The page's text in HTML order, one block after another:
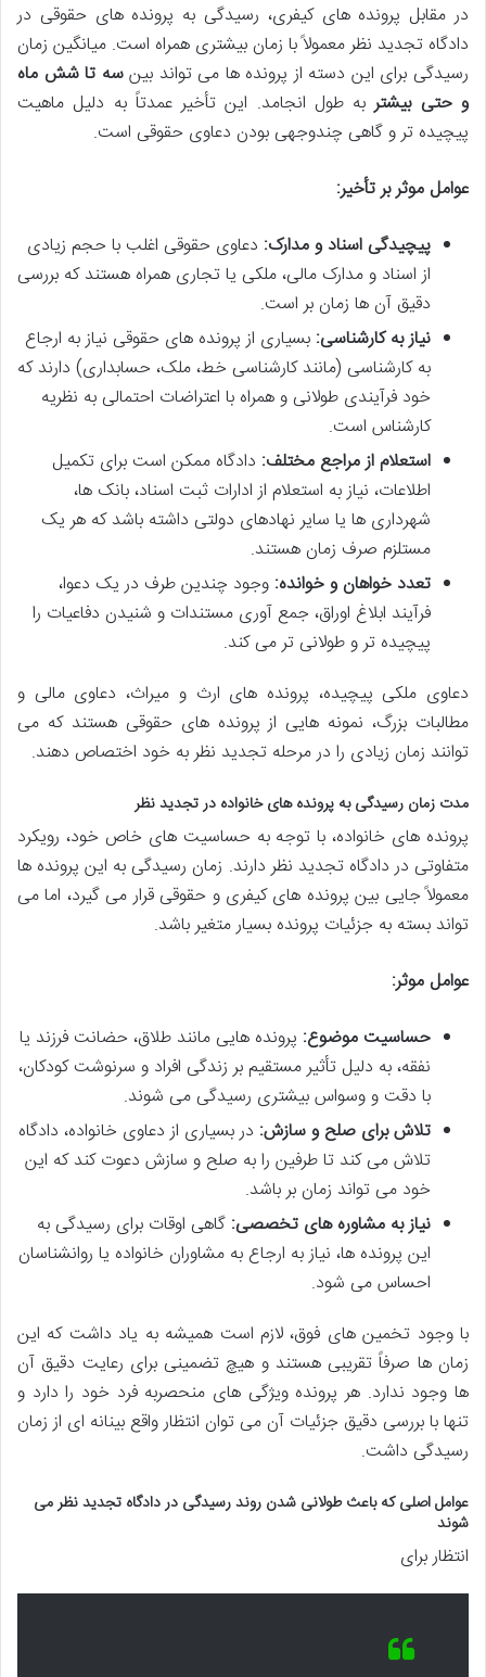
در مقابل پرونده های کیفری، رسیدگی به پرونده های حقوقی در
دادگاه تجدید نظر معمولاً با زمان بیشتری همراه است. میانگین زمان
رسیدگی برای این دسته از پرونده ها می تواند بینسه تا شش ماه
و حتی بیشتربه طول انجامد. این تأخیر عمدتاً به دلیل ماهیت
پیچیده تر و گاهی چندوجهی بودن دعاوی حقوقی است.
عوامل موثر بر تأخیر:
پیچیدگی اسناد و مدارک: دعاوی حقوقی اغلب با حجم زیادی
از اسناد و مدارک مالی، ملکی یا تجاری همراه هستند که بررسی
دقیق آن ها زمان بر است.
نیاز به کارشناسی: بسیاری از پرونده های حقوقی نیاز به ارجاع
به کارشناسی (مانند کارشناسی خط، ملک، حسابداری) دارند که
خود فرآیندی طولانی و همراه با اعتراضات احتمالی به نظریه
کارشناس است.
استعلام از مراجع مختلف: دادگاه ممکن است برای تکمیل
اطلاعات، نیاز به استعلام از ادارات ثبت اسناد، بانک ها،
شهرداری ها یا سایر نهادهای دولتی داشته باشد که هر یک
مستلزم صرف زمان هستند.
تعدد خواهان و خوانده: وجود چندین طرف در یک دعوا،
فرآیند ابلاغ اوراق، جمع آوری مستندات و شنیدن دفاعیات را
پیچیده تر و طولانی تر می کند.
دعاوی ملکی پیچیده، پرونده های ارث و میراث، دعاوی مالی و
مطالبات بزرگ، نمونه هایی از پرونده های حقوقی هستند که می
توانند زمان زیادی را در مرحله تجدید نظر به خود اختصاص دهند.
مدت زمان رسیدگی به پرونده های خانواده در تجدید نظر
پرونده های خانواده، با توجه به حساسیت های خاص خود، رویکرد
متفاوتی در دادگاه تجدید نظر دارند. زمان رسیدگی به این پرونده ها
معمولاً جایی بین پرونده های کیفری و حقوقی قرار می گیرد، اما می
تواند بسته به جزئیات پرونده بسیار متغیر باشد.
عوامل موثر:
حساسیت موضوع: پرونده هایی مانند طلاق، حضانت فرزند یا
نفقه، به دلیل تأثیر مستقیم بر زندگی افراد و سرنوشت کودکان،
با دقت و وسواس بیشتری رسیدگی می شوند.
تلاش برای صلح و سازش: در بسیاری از دعاوی خانواده، دادگاه
تلاش می کند تا طرفین را به صلح و سازش دعوت کند که این
خود می تواند زمان بر باشد.
نیاز به مشاوره های تخصصی: گاهی اوقات برای رسیدگی به
این پرونده ها، نیاز به ارجاع به مشاوران خانواده یا روانشناسان
احساس می شود.
با وجود تخمین های فوق، لازم است همیشه به یاد داشت که این
زمان ها صرفاً تقریبی هستند و هیچ تضمینی برای رعایت دقیق آن
ها وجود ندارد. هر پرونده ویژگی های منحصربه فرد خود را دارد و
تنها با بررسی دقیق جزئیات آن می توان انتظار واقع بینانه ای از زمان
رسیدگی داشت.
عوامل اصلی که باعث طولانی شدن روند رسیدگی در دادگاه تجدید نظر می
شوند
انتظار برای